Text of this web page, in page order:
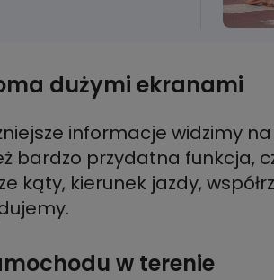
dużymi ekranami
informacje widzimy
bardzo przydatna funkcja,
kąty, kierunek jazdy,
w terenie